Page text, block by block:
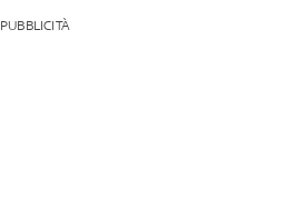
PUBBLICITÀ